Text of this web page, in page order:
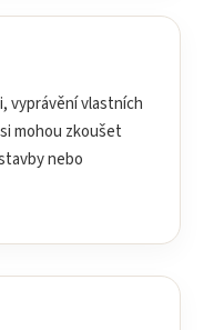
vyprávění vlastních
mohou zkoušet
nebo